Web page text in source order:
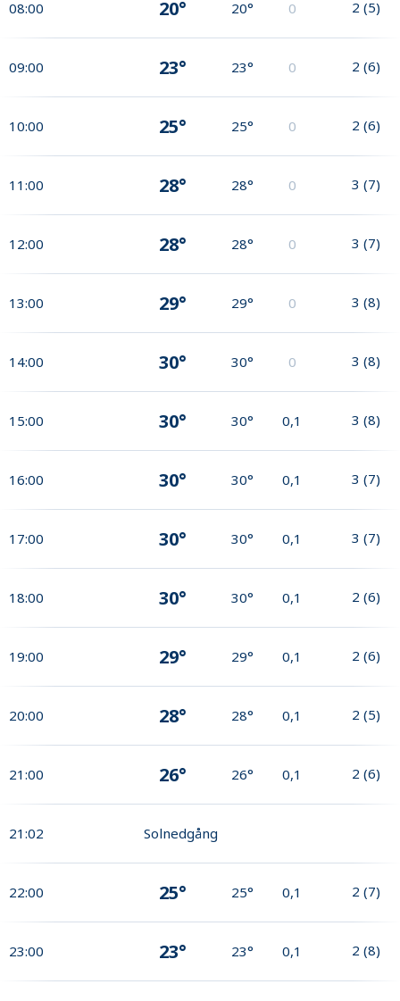
08:00 20° 20° 0 2 (5)
09:00 23° 23° 0 2 (6)
10:00 25° 25° 0 2 (6)
11:00 28° 28° 0 3 (7)
12:00 28° 28° 0 3 (7)
13:00 29° 29° 0 3 (8)
14:00 30° 30° 0 3 (8)
15:00 30° 30° 0,1 3 (8)
16:00 30° 30° 0,1 3 (7)
17:00 30° 30° 0,1 3 (7)
18:00 30° 30° 0,1 2 (6)
19:00 29° 29° 0,1 2 (6)
20:00 28° 28° 0,1 2 (5)
21:00 26° 26° 0,1 2 (6)
21:02 Solnedgång
22:00 25° 25° 0,1 2 (7)
23:00 23° 23° 0,1 2 (8)